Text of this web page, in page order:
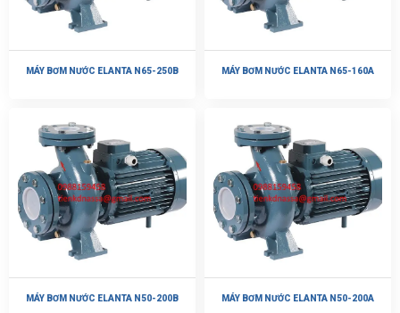
MÁY BƠM NƯỚC ELANTA N65-250B MÁY BƠM NƯỚC ELANTA N65-160A
MÁY BƠM NƯỚC ELANTA N50-200B MÁY BƠM NƯỚC ELANTA N50-200A